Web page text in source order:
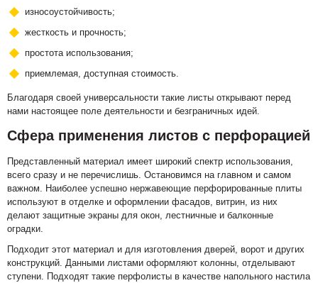
износоустойчивость;
жесткость и прочность;
простота использования;
приемлемая, доступная стоимость.
Благодаря своей универсальности такие листы открывают перед
нами настоящее поле деятельности и безграничных идей.
Сфера применения листов с перфорацией
Представленный материал имеет широкий спектр использования,
всего сразу и не перечислишь. Остановимся на главном и самом
важном. Наиболее успешно нержавеющие перфорированные плиты
используют в отделке и оформлении фасадов, витрин, из них
делают защитные экраны для окон, лестничные и балконные
оградки.
Подходит этот материал и для изготовления дверей, ворот и других
конструкций. Данными листами оформляют колонны, отделывают
ступени. Подходят такие перфолисты в качестве напольного настила